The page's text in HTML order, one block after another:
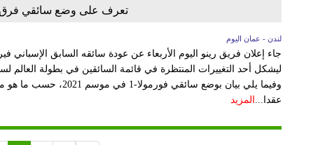
تعرف على وضع سائقي فرق
لندن - عمان اليوم
جاء إعلان فريق رينو اليوم الأربعاء عن عودة سائقه السابق الإسباني
وفيما يلي بيان بوضع سائقي
عقدا... المزيد